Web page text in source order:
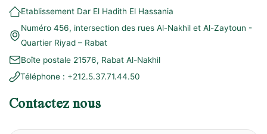
Etablissement Dar El Hadith El Hassania
Numéro 456, intersection des rues Al-Nakhil et Al-Zaytoun -
Quartier Riyad – Rabat
Boîte postale 21576, Rabat Al-Nakhil
Téléphone : +212.5.37.71.44.50
Contactez nous